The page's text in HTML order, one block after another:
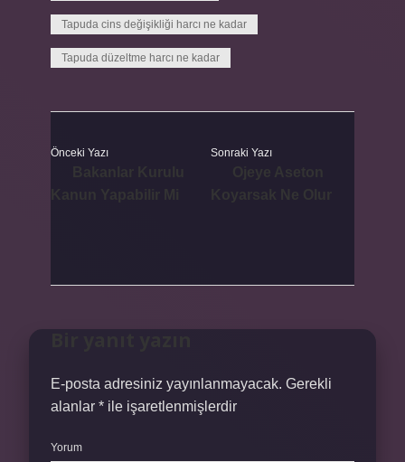
Tapuda cins değişikliği harcı ne kadar
Tapuda düzeltme harcı ne kadar
Önceki Yazı Sonraki Yazı
E-posta adresiniz yayınlanmayacak. Gerekli
alanlar * ile işaretlenmişlerdir
Yorum